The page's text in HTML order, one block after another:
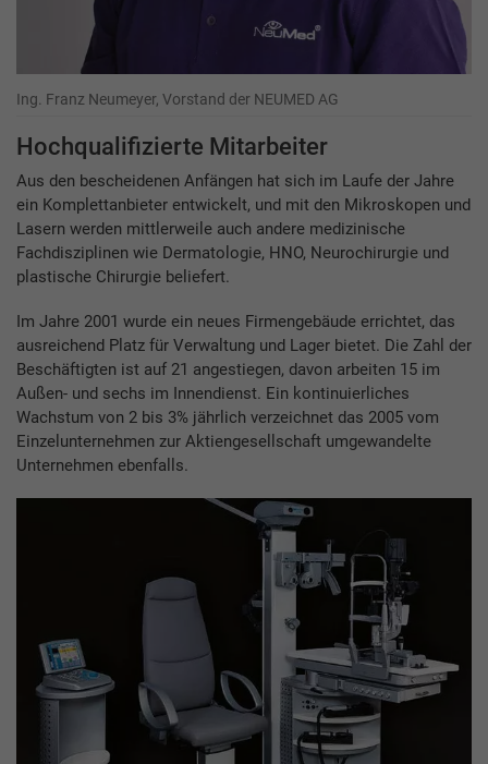
Ing. Franz Neumeyer, Vorstand der NEUMED AG
Hochqualifizierte Mitarbeiter
Aus den bescheidenen Anfängen hat sich im Laufe der Jahre
ein Komplettanbieter entwickelt, und mit den Mikroskopen und
Lasern werden mittlerweile auch andere medizinische
Fachdisziplinen wie Dermatologie, HNO, Neurochirurgie und
plastische Chirurgie beliefert.
Im Jahre 2001 wurde ein neues Firmengebäude errichtet, das
ausreichend Platz für Verwaltung und Lager bietet. Die Zahl der
Beschäftigten ist auf 21 angestiegen, davon arbeiten 15 im
Außen- und sechs im Innendienst. Ein kontinuierliches
Wachstum von 2 bis 3% jährlich verzeichnet das 2005 vom
Einzelunternehmen zur Aktiengesellschaft umgewandelte
Unternehmen ebenfalls.